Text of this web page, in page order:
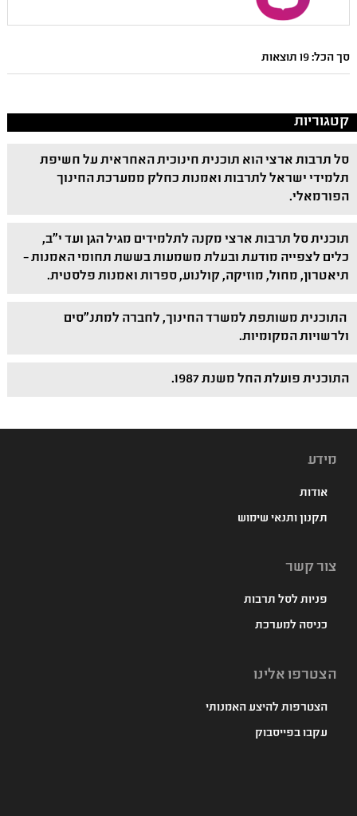
סך הכל: 19 תוצאות
קטגוריות
סל תרבות ארצי הוא תוכנית חינוכית האחראית על חשיפת
תלמידי ישראל לתרבות ואמנות כחלק ממערכת החינוך
הפורמאלי.
תוכנית סל תרבות ארצי מקנה לתלמידים מגיל הגן ועד י"ב,
כלים לצפייה מודעת ובעלת משמעות בששת תחומי האמנות –
תיאטרון, מחול, מוזיקה, קולנוע, ספרות ואמנות פלסטית.
התוכנית משותפת למשרד החינוך, לחברה למתנ"סים
ולרשויות המקומיות.
התוכנית פועלת החל משנת 1987.
מידע
אודות
תקנון ותנאי שימוש
צור קשר
פניות לסל תרבות
כניסה למערכת
הצטרפו אלינו
הצטרפות להיצע האמנותי
עקבו בפייסבוק